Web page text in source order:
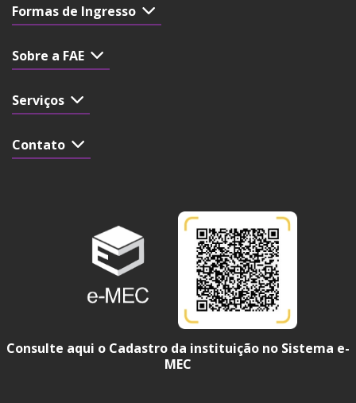
Formas de Ingresso
Sobre a FAE
Serviços
Contato
Consulte aqui o Cadastro da instituição no Sistema e-
MEC